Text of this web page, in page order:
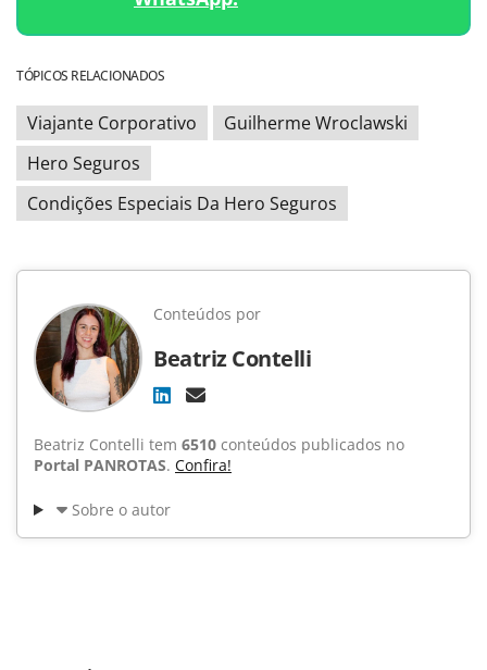
TÓPICOS RELACIONADOS
Viajante Corporativo
Guilherme Wroclawski
Hero Seguros
Condições Especiais Da Hero Seguros
Conteúdos por
Beatriz Contelli
Beatriz Contelli tem 6510 conteúdos publicados no
Portal PANROTAS. Confira!
Sobre o autor